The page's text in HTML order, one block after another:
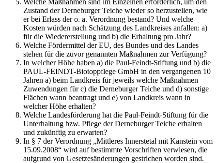
Zustand der Derneburger Teiche wieder so herzustellen, wie
er bei Erlass der o. a. Verordnung bestand? Und welche
Kosten würden nach Schätzung des Landkreises anfallen: a)
für die Wiedererstellung und b) die Erhaltung pro Jahr?
Welche Fördermittel der EU, des Bundes und des Landes
stehen für die zuvor genannten Maßnahmen zur Verfügung?
In welcher Höhe haben a) die Paul-Feindt-Stiftung und b) die
PAUL-FEINDT-Biotoppflege GmbH in den vergangenen 10
Jahren a) beim Landkreis für jeweils welche Maßnahmen
Zuwendungen für c) die Derneburger Teiche und d) sonstige
Flächen wann beantragt und e) von Landkreis wann in
welcher Höhe erhalten?
Welche Landesförderung hat die Paul-Feindt-Stiftung für die
Unterhaltung bzw. Pflege der Derneburger Teiche erhalten
und zukünftig zu erwarten?
In § 7 der Verordnung „Mittleres Innerstetal mit Kanstein vom
15.09.2008“ wird auf bestimmte Vorschriften verwiesen, die
aufgrund von Gesetzesänderungen gestrichen worden sind.